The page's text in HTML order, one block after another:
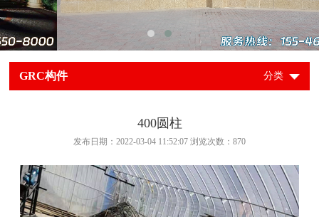
GRC构件 分类
400圆柱
发布日期：2022-03-04 11:52:07 浏览次数： 870